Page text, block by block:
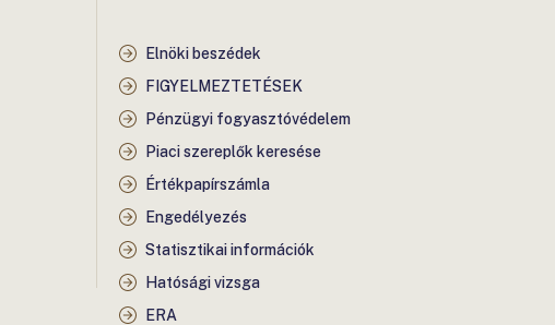
Elnöki beszédek
FIGYELMEZTETÉSEK
Pénzügyi fogyasztóvédelem
Piaci szereplők keresése
Értékpapírszámla
Engedélyezés
Statisztikai információk
Hatósági vizsga
ERA